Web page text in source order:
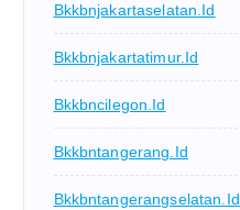
Bkkbnjakartaselatan.id
Bkkbnjakartatimur.id
Bkkbncilegon.id
Bkkbntangerang.id
Bkkbntangerangselatan.id